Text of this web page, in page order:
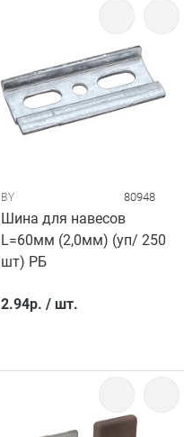
BY 80948
Шина для навесов
L=60мм (2,0мм) (уп/ 250
шт) РБ
2.94р. / шт.